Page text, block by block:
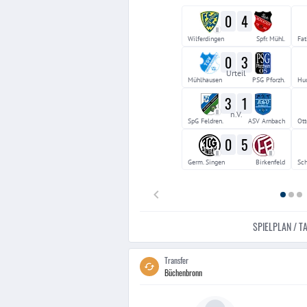
II 0 4
Wilferdingen Spfr. Mühl.
0 3
Urteil
Mühlhausen PSG Pforzh.
II 3 1
n.V.
SpG Feldren. ASV Arnbach
II 0 5 II
Germ. Singen Birkenfeld
SPIELPLAN /
Transfer
Büchenbronn